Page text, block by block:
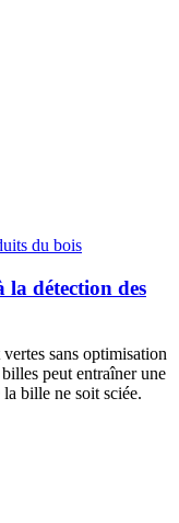
du bois
la détection des
sans optimisation
peut entraîner une
bille ne soit sciée.